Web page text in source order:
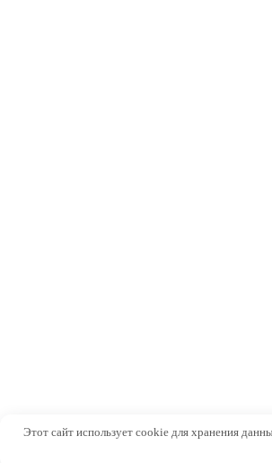
Этот сайт использует cookie для хранения